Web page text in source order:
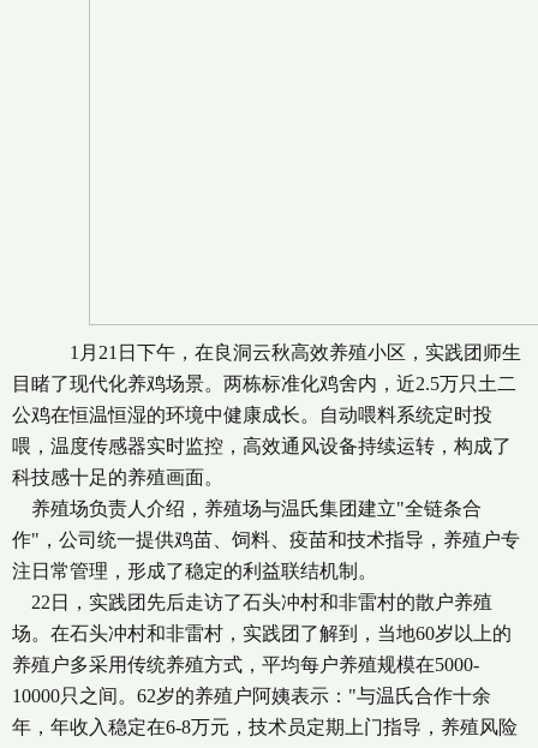
1月21日下午，在良洞云秋高效养殖小区，实践团师生
目睹了现代化养鸡场景。两栋标准化鸡舍内，近2.5万只土二
公鸡在恒温恒湿的环境中健康成长。自动喂料系统定时投
喂，温度传感器实时监控，高效通风设备持续运转，构成了
科技感十足的养殖画面。
养殖场负责人介绍，养殖场与温氏集团建立"全链条合
作"，公司统一提供鸡苗、饲料、疫苗和技术指导，养殖户专
注日常管理，形成了稳定的利益联结机制。
22日，实践团先后走访了石头冲村和非雷村的散户养殖
场。在石头冲村和非雷村，实践团了解到，当地60岁以上的
养殖户多采用传统养殖方式，平均每户养殖规模在5000-
10000只之间。62岁的养殖户阿姨表示："与温氏合作十余
年，年收入稳定在6-8万元，技术员定期上门指导，养殖风险